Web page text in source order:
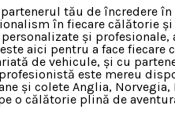
tău de încredere
în fiecare călătorie
și
aici pentru a face
de vehicule, și cu
este mereu
și colete Anglia,
o călătorie plină de